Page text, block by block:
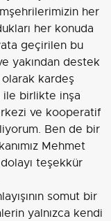
her
her konuda
geçirilen bu
yakından destek
kardeş
birlikte inşa
ve kooperatif
Ben de bir
Mehmet
teşekkür
somut bir
yalnızca kendi